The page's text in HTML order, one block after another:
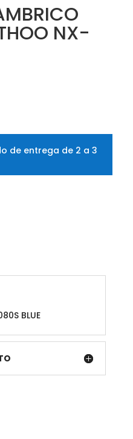
NX-
de entrega de 2 a 3
BLUE